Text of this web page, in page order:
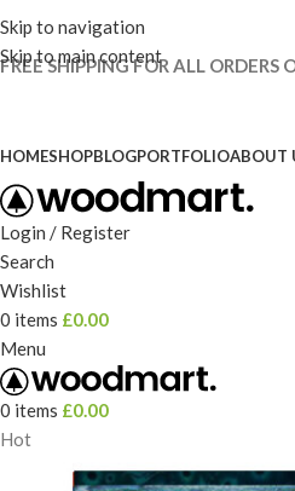
Skip to navigation
Skip to main content
FREE SHIPPING FOR ALL ORDERS
HOMESHOPBLOGPORTFOLIOABOUT
Login / Register
Search
Wishlist
0 items £0.00
Menu
0 items £0.00
Hot